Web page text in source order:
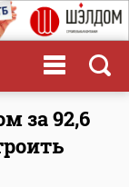
за 92,6